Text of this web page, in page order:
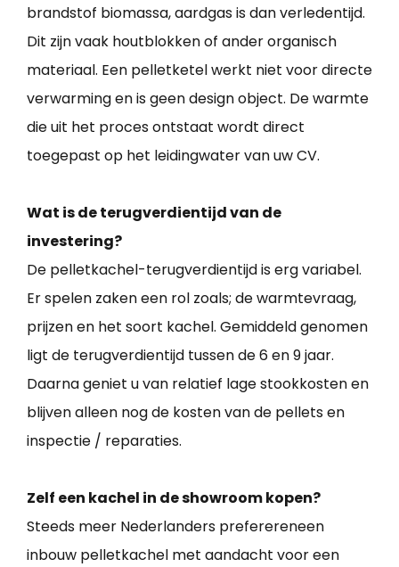
brandstof biomassa, aardgas is dan verledentijd.
Dit zijn vaak houtblokken of ander organisch
materiaal. Een pelletketel werkt niet voor directe
verwarming en is geen design object. De warmte
die uit het proces ontstaat wordt direct
toegepast op het leidingwater van uw CV.
Wat is de terugverdientijd van de
investering?
De pelletkachel-terugverdientijd is erg variabel.
Er spelen zaken een rol zoals; de warmtevraag,
prijzen en het soort kachel. Gemiddeld genomen
ligt de terugverdientijd tussen de 6 en 9 jaar.
Daarna geniet u van relatief lage stookkosten en
blijven alleen nog de kosten van de pellets en
inspectie / reparaties.
Zelf een kachel in de showroom kopen?
Steeds meer Nederlanders preferereneen
inbouw pelletkachel met aandacht voor een